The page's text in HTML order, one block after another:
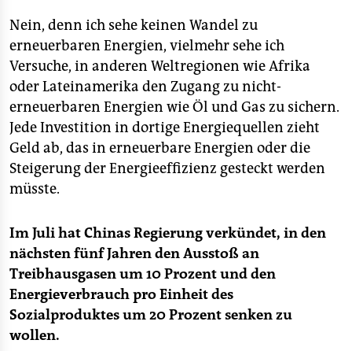
Nein, denn ich sehe keinen Wandel zu
erneuerbaren Energien, vielmehr sehe ich
Versuche, in anderen Weltregionen wie Afrika
oder Lateinamerika den Zugang zu nicht-
erneuerbaren Energien wie Öl und Gas zu sichern.
Jede Investition in dortige Energiequellen zieht
Geld ab, das in erneuerbare Energien oder die
Steigerung der Energieeffizienz gesteckt werden
müsste.
Im Juli hat Chinas Regierung verkündet, in den
nächsten fünf Jahren den Ausstoß an
Treibhausgasen um 10 Prozent und den
Energieverbrauch pro Einheit des
Sozialproduktes um 20 Prozent senken zu
wollen.